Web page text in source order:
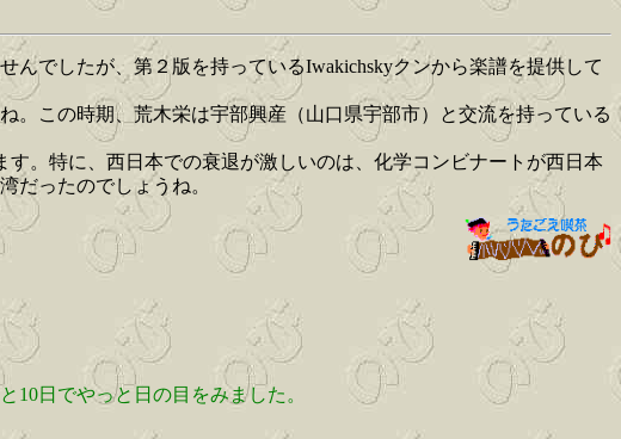
でしたが、第２版を持っているIwakichskyクンから楽譜を提供して
この時期、荒木栄は宇部興産（山口県宇部市）と交流を持っている
。特に、西日本での衰退が激しいのは、化学コンビナートが西日本
だったのでしょうね。
10日でやっと日の目をみました。